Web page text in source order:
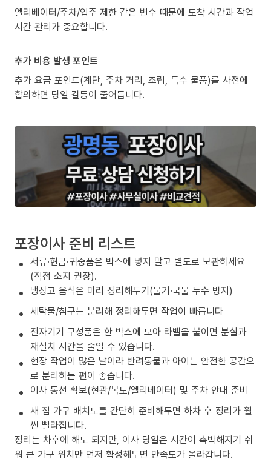
엘리베이터/주차/입주 제한 같은 변수 때문에 도착 시간과 작업
시간 관리가 중요합니다.
추가 비용 발생 포인트
추가 요금 포인트(계단, 주차 거리, 조립, 특수 물품)를 사전에
합의하면 당일 갈등이 줄어듭니다.
포장이사 준비 리스트
서류·현금·귀중품은 박스에 넣지 말고 별도로 보관하세요
(직접 소지 권장).
냉장고 음식은 미리 정리해두기(물기·국물 누수 방지)
세탁물/침구는 분리해 정리해두면 작업이 빠릅니다
전자기기 구성품은 한 박스에 모아 라벨을 붙이면 분실과
재설치 시간을 줄일 수 있습니다.
현장 작업이 많은 날이라 반려동물과 아이는 안전한 공간으
로 분리하는 편이 좋습니다.
이사 동선 확보(현관/복도/엘리베이터) 및 주차 안내 준비
새 집 가구 배치도를 간단히 준비해두면 하차 후 정리가 훨
씬 빨라집니다.
정리는 차후에 해도 되지만, 이사 당일은 시간이 촉박해지기 쉬
워 큰 가구 위치만 먼저 확정해두면 만족도가 올라갑니다.